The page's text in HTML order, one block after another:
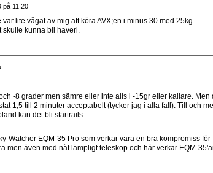
på 11.20
lite vågat av mig att köra AVX;en i minus 30 med 25kg
skulle kunna bli haveri.
-8 grader men sämre eller inte alls i -15gr eller kallare. Men
1,5 till 2 minuter acceptabelt (tycker jag i alla fall). Till och
kan det bli startrails.
Watcher EQM-35 Pro som verkar vara en bra kompromiss för
men även med nåt lämpligt teleskop och här verkar EQM-